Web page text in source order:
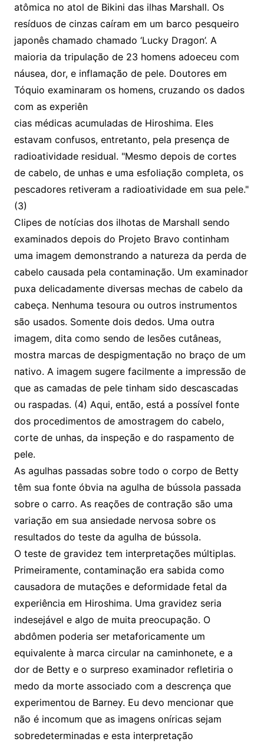
atômica no atol de Bikini das ilhas Marshall. Os
resíduos de cinzas caíram em um barco pesqueiro
japonês chamado chamado ‘Lucky Dragon’. A
maioria da tripulação de 23 homens adoeceu com
náusea, dor, e inflamação de pele. Doutores em
Tóquio examinaram os homens, cruzando os dados
com as experiên
cias médicas acumuladas de Hiroshima. Eles
estavam confusos, entretanto, pela presença de
radioatividade residual. "Mesmo depois de cortes
de cabelo, de unhas e uma esfoliação completa, os
pescadores retiveram a radioatividade em sua pele."
(3)
Clipes de notícias dos ilhotas de Marshall sendo
examinados depois do Projeto Bravo continham
uma imagem demonstrando a natureza da perda de
cabelo causada pela contaminação. Um examinador
puxa delicadamente diversas mechas de cabelo da
cabeça. Nenhuma tesoura ou outros instrumentos
são usados. Somente dois dedos. Uma outra
imagem, dita como sendo de lesões cutâneas,
mostra marcas de despigmentação no braço de um
nativo. A imagem sugere facilmente a impressão de
que as camadas de pele tinham sido descascadas
ou raspadas. (4) Aqui, então, está a possível fonte
dos procedimentos de amostragem do cabelo,
corte de unhas, da inspeção e do raspamento de
pele.
As agulhas passadas sobre todo o corpo de Betty
têm sua fonte óbvia na agulha de bússola passada
sobre o carro. As reações de contração são uma
variação em sua ansiedade nervosa sobre os
resultados do teste da agulha de bússola.
O teste de gravidez tem interpretações múltiplas.
Primeiramente, contaminação era sabida como
causadora de mutações e deformidade fetal da
experiência em Hiroshima. Uma gravidez seria
indesejável e algo de muita preocupação. O
abdômen poderia ser metaforicamente um
equivalente à marca circular na caminhonete, e a
dor de Betty e o surpreso examinador refletiria o
medo da morte associado com a descrença que
experimentou de Barney. Eu devo mencionar que
não é incomum que as imagens oníricas sejam
sobredeterminadas e esta interpretação